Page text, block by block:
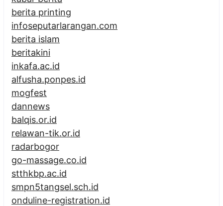
berita printing
infoseputarlarangan.com
berita islam
beritakini
inkafa.ac.id
alfusha.ponpes.id
mogfest
dannews
balqis.or.id
relawan-tik.or.id
radarbogor
go-massage.co.id
stthkbp.ac.id
smpn5tangsel.sch.id
onduline-registration.id